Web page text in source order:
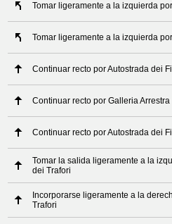
Tomar ligeramente a la izquierda
Tomar ligeramente a la izquierda
Continuar recto por Autostrada dei
Continuar recto por Galleria Arrestra
Continuar recto por Autostrada dei
Tomar la salida ligeramente a la
dei Trafori
Incorporarse ligeramente a la
Trafori